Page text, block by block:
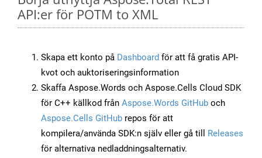
API:er för POTM to XML
Skapa ett konto på Dashboard för att få gratis API-
kvot och auktoriseringsinformation
Skaffa Aspose.Words och Aspose.Cells Cloud SDK
för C++ källkod från Aspose.Words GitHub och
Aspose.Cells GitHub repos för att
kompilera/använda SDK:n själv eller gå till Releases
för alternativa nedladdningsalternativ.